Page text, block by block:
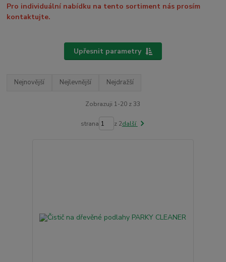
Pro individuální nabídku na tento sortiment nás prosím
kontaktujte.
Upřesnit parametry
Nejnovější Nejlevnější Nejdražší
Zobrazuji 1-20 z 33
strana z 2další